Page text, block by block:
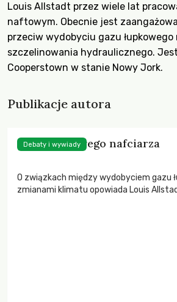
Louis Allstadt przez wiele lat
naftowym. Obecnie jest
przeciw wydobyciu gazu łupkowego
szczelinowania hydraulicznego.
Cooperstown w stanie Nowy Jork.
Publikacje autora
Opowieść byłego nafciarza
O związkach między wydobyciem gazu
zmianami klimatu opowiada Louis
Debaty i wywiady